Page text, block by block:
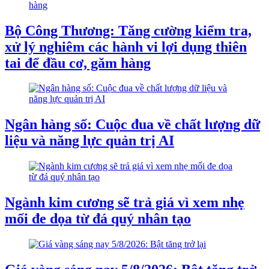
Bộ Công Thương: Tăng cường kiểm tra,
xử lý nghiêm các hành vi lợi dụng thiên
tai để đầu cơ, găm hàng
Ngân hàng số: Cuộc đua về chất lượng dữ
liệu và năng lực quản trị AI
Ngành kim cương sẽ trả giá vì xem nhẹ
mối đe dọa từ đá quý nhân tạo